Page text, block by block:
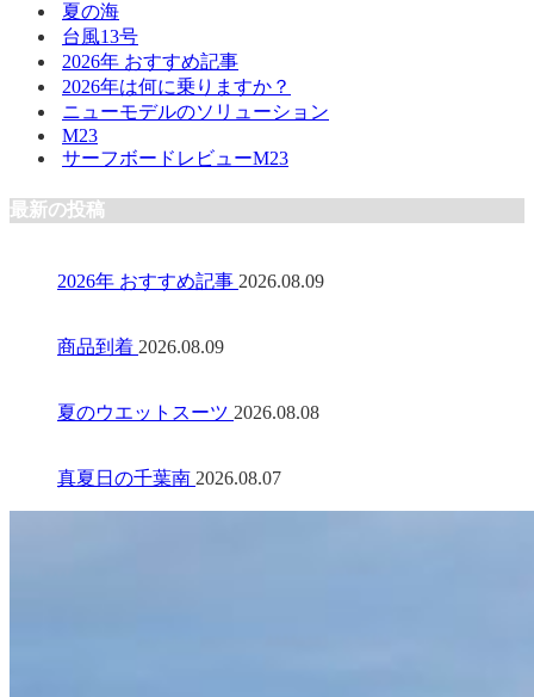
夏の海
台風13号
2026年 おすすめ記事
2026年は何に乗りますか？
ニューモデルのソリューション
M23
サーフボードレビューM23
最新の投稿
2026年 おすすめ記事 2026.08.09
商品到着 2026.08.09
夏のウエットスーツ 2026.08.08
真夏日の千葉南 2026.08.07